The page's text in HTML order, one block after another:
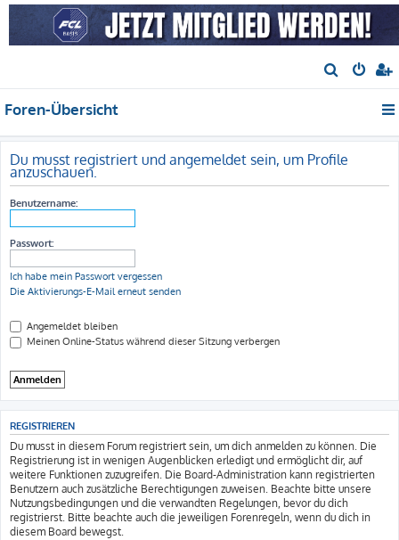
u
h
e
Foren-Übersicht
Du musst registriert und angemeldet sein, um Profile
anzuschauen.
Benutzername:
Passwort:
Ich habe mein Passwort vergessen
Die Aktivierungs-E-Mail erneut senden
Angemeldet bleiben
Meinen Online-Status während dieser Sitzung verbergen
REGISTRIEREN
Du musst in diesem Forum registriert sein, um dich anmelden zu können. Die
Registrierung ist in wenigen Augenblicken erledigt und ermöglicht dir, auf
weitere Funktionen zuzugreifen. Die Board-Administration kann registrierten
Benutzern auch zusätzliche Berechtigungen zuweisen. Beachte bitte unsere
Nutzungsbedingungen und die verwandten Regelungen, bevor du dich
registrierst. Bitte beachte auch die jeweiligen Forenregeln, wenn du dich in
diesem Board bewegst.